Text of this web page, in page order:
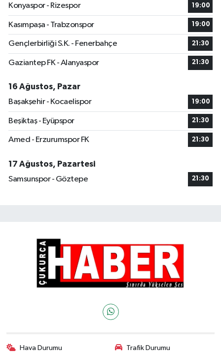
Konyaspor - Rizespor
19:00
Kasımpaşa - Trabzonspor 19:00
Gençlerbirliği S.K. - Fenerbahçe 21:30
Gaziantep FK - Alanyaspor 21:30
16 Ağustos, Pazar
Başakşehir - Kocaelispor
19:00
Beşiktaş - Eyüpspor 21:30
Amed - Erzurumspor FK 21:30
17 Ağustos, Pazartesi
Samsunspor - Göztepe
21:30
Hava Durumu Trafik Durumu